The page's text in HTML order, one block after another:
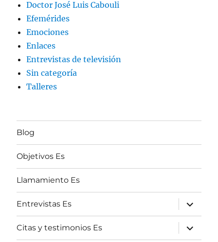
Doctor José Luis Cabouli
Efemérides
Emociones
Enlaces
Entrevistas de televisión
Sin categoría
Talleres
Blog
Objetivos Es
Llamamiento Es
Entrevistas Es
expande
el
menú
inferior
Citas y testimonios Es
expande
el